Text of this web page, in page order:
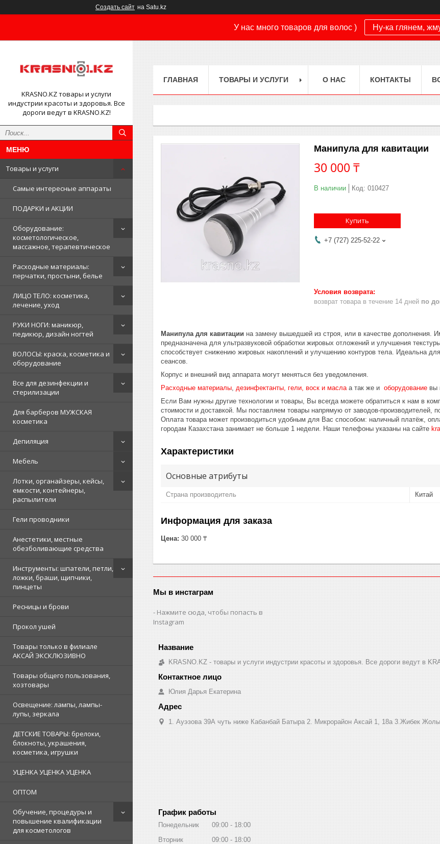
Создать сайт на Satu.kz
У нас много товаров для волос ) Ну-ка глянем,
KRASNO.KZ товары и услуги
индустрии красоты и здоровья. Все
дороги ведут в KRASNO.KZ!
Товары и услуги
Самые интересные аппараты
ПОДАРКИ и АКЦИИ
Оборудование:
косметологическое,
массажное, терапевтическое
Расходные материалы:
перчатки, простыни, белье
ЛИЦО ТЕЛО: косметика,
лечение, уход
РУКИ НОГИ: маникюр,
педикюр, дизайн ногтей
ВОЛОСЫ: краска, косметика и
оборудование
Все для дезинфекции и
стерилизации
Для барберов МУЖСКАЯ
косметика
Депиляция
Мебель
Лотки, органайзеры, кейсы,
емкости, контейнеры,
распылители
Гели проводники
Анестетики, местные
обезболивающие средства
Инструменты: шпатели, петли,
ложки, браши, щипчики,
пинцеты
Ресницы и брови
Прокол ушей
Товары только в филиале
АКСАЙ ЭКСКЛЮЗИВНО
Товары общего пользования,
хозтовары
Освещение: лампы, лампы-
лупы, зеркала
ДЕТСКИЕ ТОВАРЫ: брелоки,
блокноты, украшения,
косметика, игрушки
УЦЕНКА УЦЕНКА УЦЕНКА
ОПТОМ
Обучение, процедуры и
повышение квалификации
для косметологов
ГЛАВНАЯ ТОВАРЫ И УСЛУГИ О НАС КОНТАКТЫ
Манипула для кавитации
30 000 ₸
В наличии Код: 010427
Купить
+7 (727) 225-52-22
возврат товара в течение 14 дней по
Манипула для кавитации на замену вышедшей из строя, или в качестве дополнения.
предназначена для ультразвуковой обработки жировых отложений и улучшения
способствует снижению жировых накоплений и улучшению контуров тела. Идеальна
сеансов.
Корпус и внешний вид аппарата могут меняться без уведомления.
Расходные материалы дезинфектанты, гели, воск и масла а так же и оборудование вы
Если Вам нужны другие технологии и товары, Вы всегда можете обратиться к нам в
стоимости и доставкой.
Мы поставляем товары напрямую от заводов-производителей,
Оплата товара может производиться удобным для Вас способом: наличный платёж,
городам Казахстана занимает не больше 1 недели.
Наши телефоны указаны на сайте
Характеристики
Основные атрибуты
Страна производитель Китай
Информация для заказа
Цена: 30 000 ₸
Мы в инстаграм
Нажмите сюда, чтобы попасть в
Instagram
KRASNO.KZ - товары и услуги индустрии красоты и здоровья. Все дороги ведут в
Юлия Дарья Екатерина
1. Ауэзова 39А чуть ниже Кабанбай Батыра ㅤㅤㅤㅤㅤㅤㅤㅤㅤㅤㅤㅤㅤㅤ2. ​Микрорайон Аксай 1, 18а
График работы
Понедельник 09:00
18:00
Вторник
09:00
18:00